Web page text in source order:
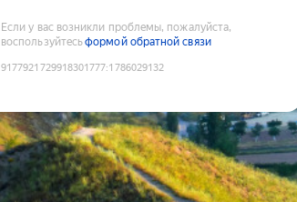
Если у вас возникли проблемы, пожалуйста,
воспользуйтесьформой обратной связи
9177921729918301777:1786029132